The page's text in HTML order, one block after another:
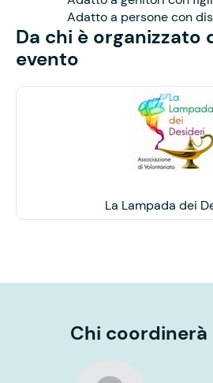
Adatto a persone con
Da chi è organizzato
evento
La Lampada dei
Chi coordinerà